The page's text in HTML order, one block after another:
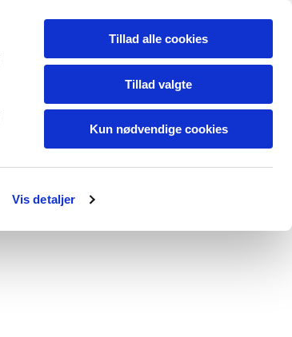
Vis detaljer
Tillad alle cookies
Tillad valgte
Kun nødvendige cookies
AliasR billedkunst